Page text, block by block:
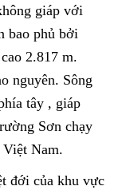
giáp với
bao phủ bởi
2.817 m.
nguyên. Sông
tây , giáp
Sơn chạy
Nam.
đới của khu vực